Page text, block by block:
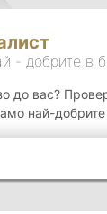
- добрите в
до вас?
най-добрите